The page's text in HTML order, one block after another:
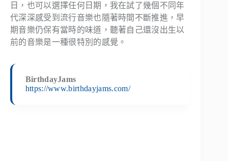
日，也可以選擇任何日期，我在試了幾個不同年
代深深感受到流行音樂也隨著時間不斷推進，早
期音樂仍保有當時的味道，聽著自己還沒出生以
前的音樂是一種很特別的感覺。
BirthdayJams
https://www.birthdayjams.com/